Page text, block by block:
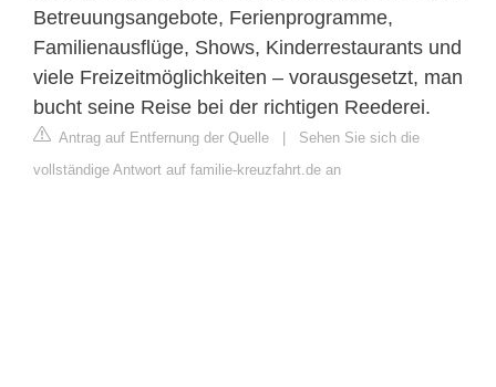
Betreuungsangebote, Ferienprogramme,
Familienausflüge, Shows, Kinderrestaurants und
viele Freizeitmöglichkeiten – vorausgesetzt, man
bucht seine Reise bei der richtigen Reederei.
Antrag auf Entfernung der Quelle | Sehen Sie sich die
vollständige Antwort auf familie-kreuzfahrt.de an